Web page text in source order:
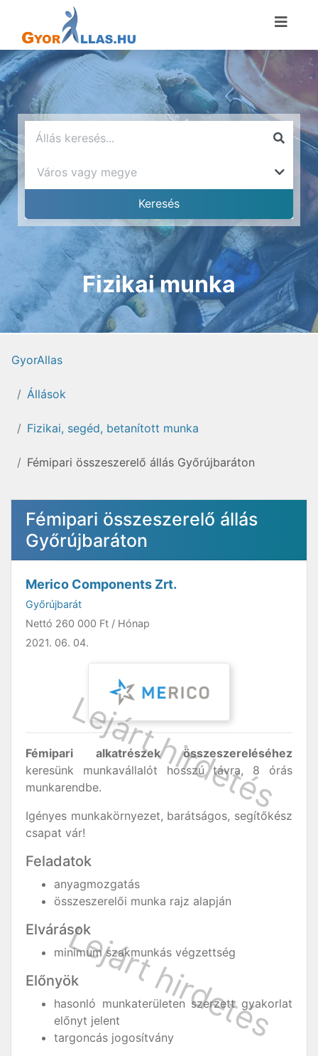
Fizikai munka
GyorAllas
Állások
Fizikai, segéd, betanított munka
Fémipari összeszerelő állás Győrújbaráton
Fémipari összeszerelő állás
Győrújbaráton
Merico Components Zrt.
Győrújbarát
Nettó 260 000 Ft / Hónap
2021. 06. 04.
Fémipari alkatrészek összeszereléséhez
keresünk munkavállalót hosszú távra, 8 órás
munkarendbe.
Igényes munkakörnyezet, barátságos, segítőkész
csapat vár!
Feladatok
anyagmozgatás
összeszerelői munka rajz alapján
Elvárások
minimum szakmunkás végzettség
Előnyök
hasonló munkaterületen szerzett gyakorlat
előnyt jelent
targoncás jogosítvány